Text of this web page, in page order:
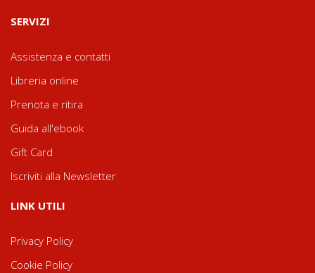
SERVIZI
Assistenza e contatti
Libreria online
Prenota e ritira
Guida all'ebook
Gift Card
Iscriviti alla Newsletter
LINK UTILI
Privacy Policy
Cookie Policy